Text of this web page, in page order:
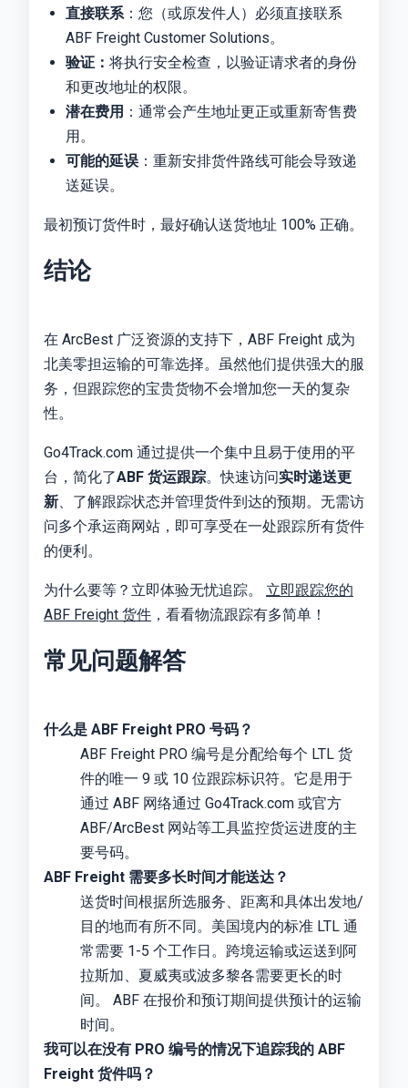
直接联系 ：您（或原发件人）必须直接联系
ABF Freight Customer Solutions。
验证： 将执行安全检查，以验证请求者的身份
和更改地址的权限。
潜在费用 ：通常会产生地址更正或重新寄售费
用。
可能的延误 ：重新安排货件路线可能会导致递
送延误。
最初预订货件时，最好确认送货地址 100% 正确。
结论
在 ArcBest 广泛资源的支持下，ABF Freight 成为
北美零担运输的可靠选择。虽然他们提供强大的服
务，但跟踪您的宝贵货物不会增加您一天的复杂
性。
Go4Track.com 通过提供一个集中且易于使用的平
台，简化了ABF 货运跟踪。快速访问实时递送更
新 、了解跟踪状态并管理货件到达的预期。无需访
问多个承运商网站，即可享受在一处跟踪所有货件
的便利。
为什么要等？立即体验无忧追踪。 立即跟踪您的
ABF Freight 货件 ，看看物流跟踪有多简单！
常见问题解答
什么是 ABF Freight PRO 号码？
ABF Freight PRO 编号是分配给每个 LTL 货
件的唯一 9 或 10 位跟踪标识符。它是用于
通过 ABF 网络通过 Go4Track.com 或官方
ABF/ArcBest 网站等工具监控货运进度的主
要号码。
ABF Freight 需要多长时间才能送达？
送货时间根据所选服务、距离和具体出发地/
目的地而有所不同。美国境内的标准 LTL 通
常需要 1-5 个工作日。跨境运输或运送到阿
拉斯加、夏威夷或波多黎各需要更长的时
间。 ABF 在报价和预订期间提供预计的运输
时间。
我可以在没有 PRO 编号的情况下追踪我的 ABF
Freight 货件吗？